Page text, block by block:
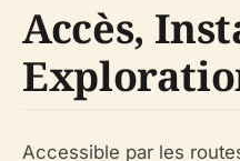
Accès,
Accessible par les